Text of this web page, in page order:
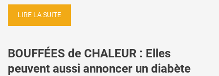
LIRE LA SUITE
BOUFFÉES de CHALEUR : Elles
peuvent aussi annoncer un diabète